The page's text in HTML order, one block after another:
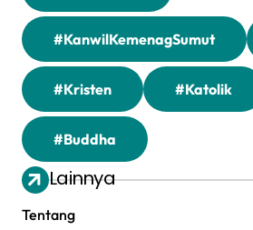
#KanwilKemenagSumut
#Kristen #Katolik
#Buddha
Lainnya
Tentang